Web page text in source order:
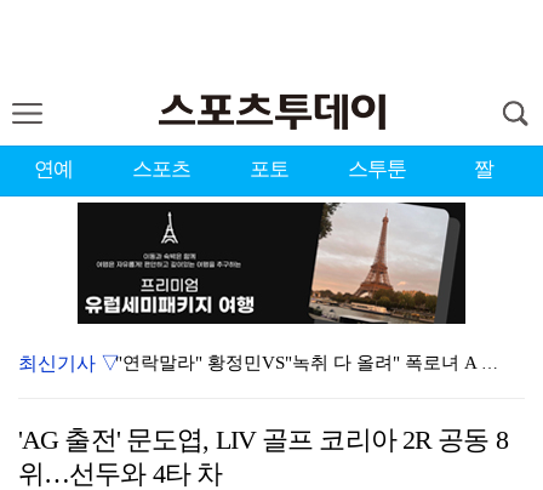
연예 스포츠 포토 스투툰 짤
"연락말라" 황정민VS"녹취 다 올려" 폭로녀 A 씨,…
황정민 폭로자 "아들 연극 몰래 관람? 소품 준비 돕고…
최신기사 ▽
'AG 출전' 문도엽, LIV 골프 코리아 2R 공동 8
위…선두와 4타 차